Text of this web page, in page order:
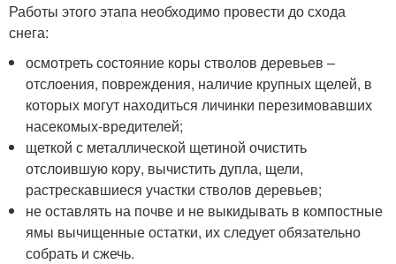
Работы этого этапа необходимо провести до схода
снега:
осмотреть состояние коры стволов деревьев –
отслоения, повреждения, наличие крупных щелей, в
которых могут находиться личинки перезимовавших
насекомых-вредителей;
щеткой с металлической щетиной очистить
отслоившую кору, вычистить дупла, щели,
растрескавшиеся участки стволов деревьев;
не оставлять на почве и не выкидывать в компостные
ямы вычищенные остатки, их следует обязательно
собрать и сжечь.